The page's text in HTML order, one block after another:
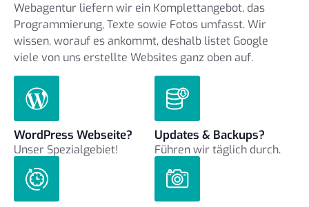
Webagentur liefern wir ein Komplettangebot, das
Programmierung, Texte sowie Fotos umfasst. Wir
wissen, worauf es ankommt, deshalb listet Google
viele von uns erstellte Websites ganz oben auf.
WordPress Webseite?
Unser Spezialgebiet!
Updates & Backups?
Führen wir täglich durch.